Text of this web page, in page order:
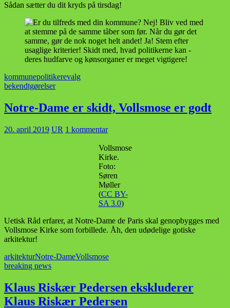
Sådan sætter du dit kryds på tirsdag!
kommunepolitikerevalg
bekendtgørelser
Notre-Dame er skidt, Vollsmose er godt
20. april 2019 UR 1 kommentar
Vollsmose
Kirke.
Foto:
Søren
Møller
(CC BY-
SA 3.0)
Uetisk Råd erfarer, at Notre-Dame de Paris skal genopbygges med
Vollsmose Kirke som forbillede. Åh, den udødelige gotiske
arkitektur!
arkitekturNotre-DameVollsmose
breaking news
Klaus Riskær Pedersen ekskluderer
Klaus Riskær Pedersen